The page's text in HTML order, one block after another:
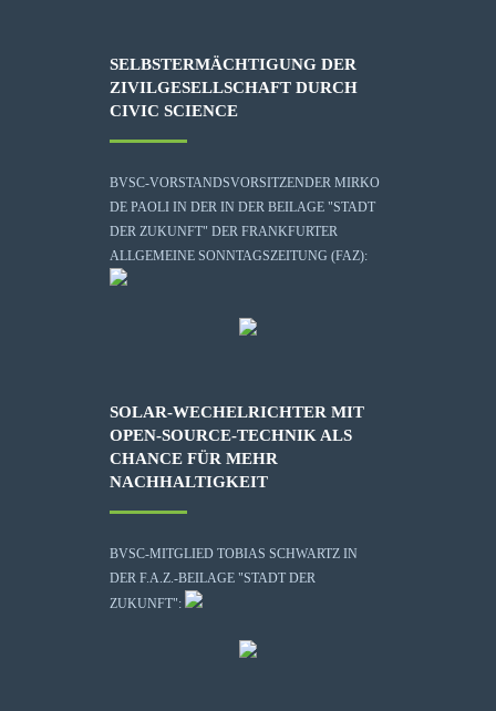
SELBSTERMÄCHTIGUNG DER
ZIVILGESELLSCHAFT DURCH
CIVIC SCIENCE
BVSC-VORSTANDSVORSITZENDER MIRKO
DE PAOLI IN DER IN DER BEILAGE "STADT
DER ZUKUNFT" DER FRANKFURTER
ALLGEMEINE SONNTAGSZEITUNG (FAZ):
SOLAR-WECHELRICHTER MIT
OPEN-SOURCE-TECHNIK ALS
CHANCE FÜR MEHR
NACHHALTIGKEIT
BVSC-MITGLIED TOBIAS SCHWARTZ IN
DER F.A.Z.-BEILAGE "STADT DER
ZUKUNFT":